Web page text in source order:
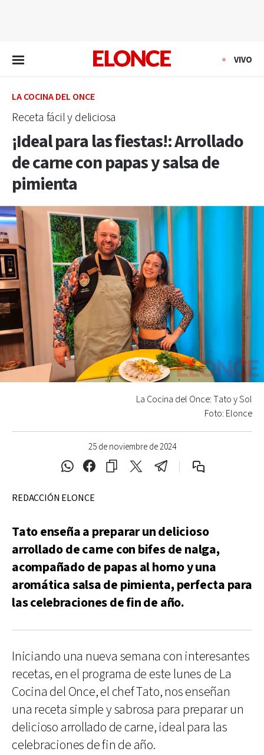
VIVO
LA COCINA DEL ONCE
Receta fácil y deliciosa
¡Ideal para las fiestas!: Arrollado
de carne con papas y salsa de
pimienta
25 de noviembre de 2024
La Cocina del Once: Tato y Sol
Foto: Elonce
REDACCIÓN ELONCE
Tato enseña a preparar un delicioso
arrollado de carne con bifes de nalga,
acompañado de papas al horno y una
aromática salsa de pimienta, perfecta para
las celebraciones de fin de año.
Iniciando una nueva semana con interesantes
recetas, en el programa de este lunes de La
Cocina del Once, el chef Tato, nos enseñan
una receta simple y sabrosa para preparar un
delicioso arrollado de carne, ideal para las
celebraciones de fin de año.